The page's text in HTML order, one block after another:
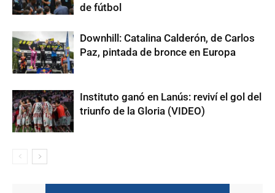
de fútbol
Downhill: Catalina Calderón, de Carlos
Paz, pintada de bronce en Europa
Instituto ganó en Lanús: reviví el gol del
triunfo de la Gloria (VIDEO)